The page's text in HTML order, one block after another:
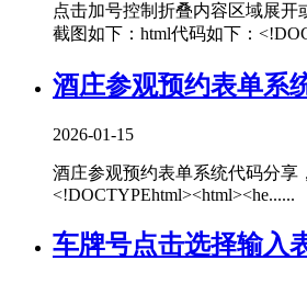
点击加号控制折叠内容区域展开
截图如下：html代码如下：
酒庄参观预约表单系
2026-01-15
酒庄参观预约表单系统代码分享
<!DOCTYPEhtml><html><he......
车牌号点击选择输入